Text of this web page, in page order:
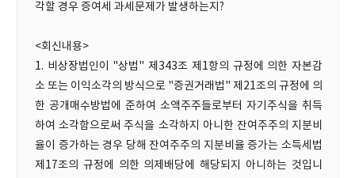
각할 경우 증여세 과세문제가 발생하는지?
<회신내용>
1. 비상장법인이 "상법" 제343조 제1항의 규정에 의한 자본감
소 또는 이익소각의 방식으로 "증권거래법" 제21조의 규정에 의
한 공개매수방법에 준하여 소액주주들로부터 자기주식을 취득
하여 소각함으로써 주식을 소각하지 아니한 잔여주주의 지분비
율이 증가하는 경우 당해 잔여주주의 지분비율 증가는 소득세법
제17조의 규정에 의한 의제배당에 해당되지 아니하는 것입니